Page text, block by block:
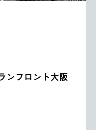
ンフロント大阪